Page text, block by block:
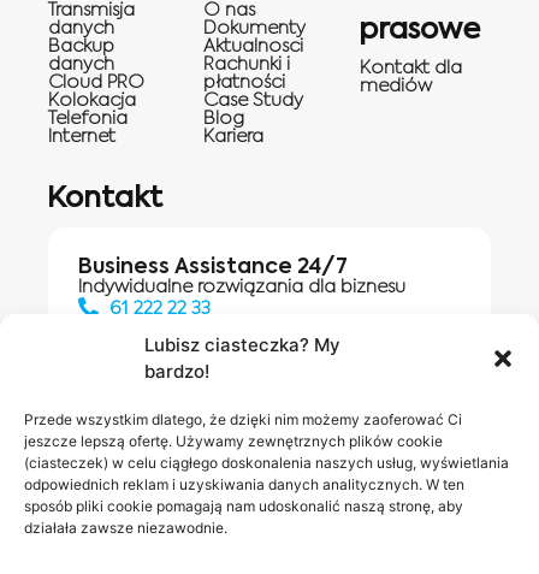
Lubisz ciasteczka? My
bardzo!
Przede wszystkim dlatego, że dzięki nim możemy zaoferować Ci
jeszcze lepszą ofertę. Używamy zewnętrznych plików cookie
(ciasteczek) w celu ciągłego doskonalenia naszych usług, wyświetlania
odpowiednich reklam i uzyskiwania danych analitycznych. W ten
sposób pliki cookie pomagają nam udoskonalić naszą stronę, aby
działała zawsze niezawodnie.
Transmisja
danych
Backup
danych
Cloud PRO
Kolokacja
Telefonia
Internet
O nas
Dokumenty
Aktualnosci
Rachunki i
płatności
Case Study
Blog
Kariera
prasowe
Kontakt dla
mediów
Kontakt
Business Assistance 24/7
Indywidualne rozwiązania dla biznesu
61 222 22 33
Salony INEA
Napisz do